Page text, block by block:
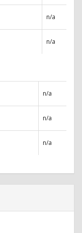
n/a
n/a
n/a
n/a
n/a